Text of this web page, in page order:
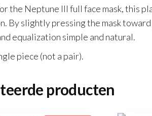
the Neptune III full face mask, this
By slightly pressing the mask
equalization simple and natural.
piece (not a pair).
producten